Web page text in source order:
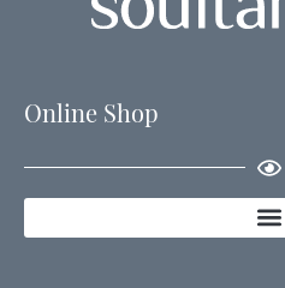
Online Shop